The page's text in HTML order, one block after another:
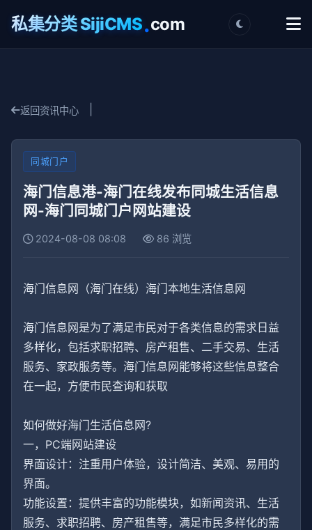
私集分类 SijiCMS.com
返回资讯中心
同城门户
海门信息港-海门在线发布同城生活信息
网-海门同城门户网站建设
2024-08-08 08:08 86 浏览
海门信息网（海门在线）海门本地生活信息网
海门信息网是为了满足市民对于各类信息的需求日益
多样化，包括求职招聘、房产租售、二手交易、生活
服务、家政服务等。海门信息网能够将这些信息整合
在一起，方便市民查询和获取
如何做好海门生活信息网?
一，PC端网站建设
界面设计：注重用户体验，设计简洁、美观、易用的
界面。
功能设置：提供丰富的功能模块，如新闻资讯、生活
服务、求职招聘、房产租售等，满足市民多样化的需